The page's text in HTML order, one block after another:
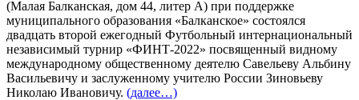
(Малая Балканская, дом 44, литер А) при поддержке
муниципального образования «Балканское» состоялся
двадцать второй ежегодный Футбольный интернациональный
независимый турнир «ФИНТ-2022» посвященный видному
международному общественному деятелю Савельеву Альбину
Васильевичу и заслуженному учителю России Зиновьеву
Николаю Ивановичу. (далее…)